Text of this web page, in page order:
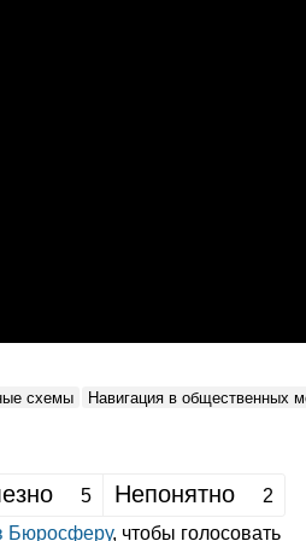
схемы Навигация в общественных
5 Непонятно
2
Бюросферу, чтобы голосовать